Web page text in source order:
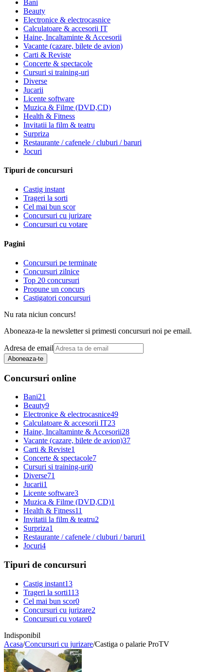
Bani
Beauty
Electronice & electrocasnice
Calculatoare & accesorii IT
Haine, Incaltaminte & Accesorii
Vacante (cazare, bilete de avion)
Carti & Reviste
Concerte & spectacole
Cursuri si training-uri
Diverse
Jucarii
Licente software
Muzica & Filme (DVD,CD)
Health & Fitness
Invitatii la film & teatru
Surpriza
Restaurante / cafenele / cluburi / baruri
Jocuri
Tipuri de concursuri
Castig instant
Trageri la sorti
Cel mai bun scor
Concursuri cu jurizare
Concursuri cu votare
Pagini
Concursuri pe terminate
Concursuri zilnice
Top 20 concursuri
Propune un concurs
Castigatori concursuri
Nu rata niciun concurs!
Aboneaza-te la newsletter si primesti concursuri noi pe email.
Adresa de email
Aboneaza-te
Concursuri online
Bani21
Beauty9
Electronice & electrocasnice49
Calculatoare & accesorii IT23
Haine, Incaltaminte & Accesorii28
Vacante (cazare, bilete de avion)37
Carti & Reviste1
Concerte & spectacole7
Cursuri si training-uri0
Diverse71
Jucarii1
Licente software3
Muzica & Filme (DVD,CD)1
Health & Fitness11
Invitatii la film & teatru2
Surpriza1
Restaurante / cafenele / cluburi / baruri1
Jocuri4
Tipuri de concursuri
Castig instant13
Trageri la sorti113
Cel mai bun scor0
Concursuri cu jurizare2
Concursuri cu votare0
Indisponibil
Acasa/Concursuri cu jurizare/Castiga o palarie ProTV